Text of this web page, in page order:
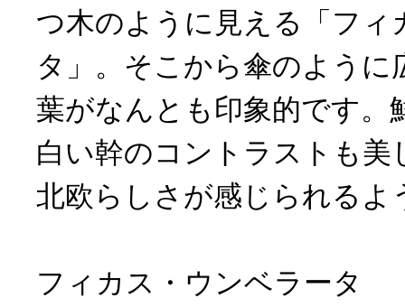
つ木のように見える「フィ
タ」。そこから傘のように
葉がなんとも印象的です。
白い幹のコントラストも美
北欧らしさが感じられるよ
フィカス・ウンベラータ